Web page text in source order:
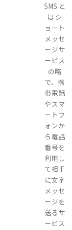
SMS と
は シ
ョート
メッセ
ージサ
ービス
の略
で、携
帯電話
やスマ
ートフ
ォンか
ら電話
番号を
利用し
て相手
に文字
メッセ
ージを
送るサ
ービス